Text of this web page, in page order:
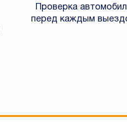
Проверка
перед каждым